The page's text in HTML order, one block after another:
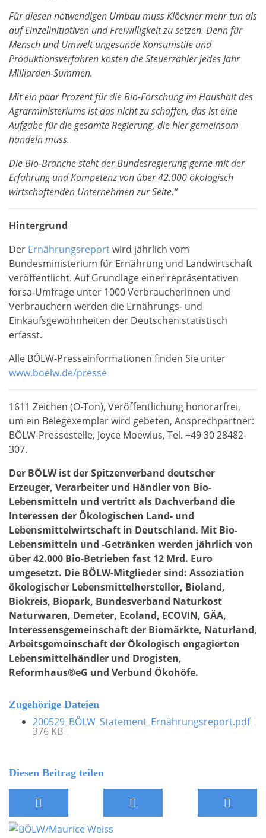
Für diesen notwendigen Umbau muss Klöckner mehr tun als
auf Einzelinitiativen und Freiwilligkeit zu setzen. Denn für
Mensch und Umwelt ungesunde Konsumstile und
Produktionsverfahren kosten die Steuerzahler jedes Jahr
Milliarden-Summen.
Mit ein paar Prozent für die Bio-Forschung im Haushalt des
Agrarministeriums ist das nicht zu schaffen, das ist eine
Aufgabe für die gesamte Regierung, die hier gemeinsam
handeln muss.
Die Bio-Branche steht der Bundesregierung gerne mit der
Erfahrung und Kompetenz von über 42.000 ökologisch
wirtschaftenden Unternehmen zur Seite.”
Hintergrund
Der Ernährungsreportwird jährlich vom
Bundesministerium für Ernährung und Landwirtschaft
veröffentlicht. Auf Grundlage einer repräsentativen
forsa-Umfrage unter 1000 Verbraucherinnen und
Verbrauchern werden die Ernährungs- und
Einkaufsgewohnheiten der Deutschen statistisch
erfasst.
Alle BÖLW-Presseinformationen finden Sie unter
www.boelw.de/presse
1611 Zeichen (O-Ton), Veröffentlichung honorarfrei,
um ein Belegexemplar wird gebeten, Ansprechpartner:
BÖLW-Pressestelle, Joyce Moewius, Tel. +49 30 28482-
307.
Der BÖLW ist der Spitzenverband deutscher
Erzeuger, Verarbeiter und Händler von Bio-
Lebensmitteln und vertritt als Dachverband die
Interessen der Ökologischen Land- und
Lebensmittelwirtschaft in Deutschland. Mit Bio-
Lebensmitteln und -Getränken werden jährlich von
über 42.000 Bio-Betrieben fast 12 Mrd. Euro
umgesetzt. Die BÖLW-Mitglieder sind: Assoziation
ökologischer Lebensmittelhersteller, Bioland,
Biokreis, Biopark, Bundesverband Naturkost
Naturwaren, Demeter, Ecoland, ECOVIN, GÄA,
Interessensgemeinschaft der Biomärkte, Naturland,
Arbeitsgemeinschaft der Ökologisch engagierten
Lebensmittelhändler und Drogisten,
Reformhaus®eG und Verbund Ökohöfe.
Zugehörige Dateien
200529_BÖLW_Statement_Ernährungsreport.pdf
376 KB
Diesen Beitrag teilen